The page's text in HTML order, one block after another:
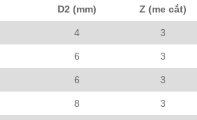
D2 (mm) Z (me cắt)
4 3
6 3
6 3
8 3